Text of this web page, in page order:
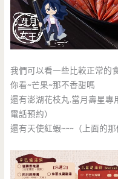
我們可以看一些比較正常的
你看~芒果~那不香甜嗎
還有澎湖花枝丸.當月壽星
電話預約）
還有天使紅蝦~~~（上面的那